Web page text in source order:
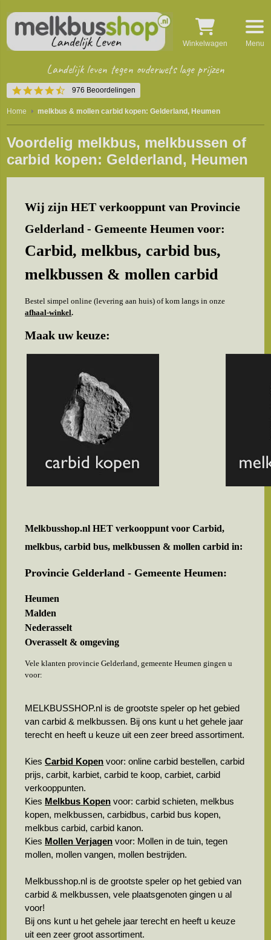
4.5
star
rating
976 Beoordelingen
Landelijk leven tegen ouderwets lage prijzen
Winkelwagen Menu
Home melkbus & mollen carbid kopen: Gelderland, Heumen
Voordelig melkbus, melkbussen of
carbid kopen: Gelderland, Heumen
Wij zijn HET verkooppunt van Provincie
Gelderland - Gemeente Heumen voor:
Carbid, melkbus, carbid bus,
melkbussen & mollen carbid
Bestel simpel online (levering aan huis) of kom langs in onze
afhaal-winkel.
Maak uw keuze:
Melkbusshop.nl HET verkooppunt voorCarbid,
melkbus, carbid bus, melkbussen & mollen carbid in:
Provincie Gelderland - Gemeente Heumen:
Heumen
Malden
Nederasselt
Overasselt & omgeving
Vele klanten provincie Gelderland, gemeente Heumen gingen u
voor:
MELKBUSSHOP.nl is de grootste speler op het gebied
van carbid & melkbussen. Bij ons kunt u het gehele jaar
terecht en heeft u keuze uit een zeer breed assortiment.
KiesCarbid Kopen voor: online carbid bestellen, carbid
prijs, carbit, karbiet, carbid te koop, carbiet, carbid
verkooppunten.
Kies Melkbus Kopen voor: carbid schieten, melkbus
kopen, melkbussen, carbidbus, carbid bus kopen,
melkbus carbid, carbid kanon.
Kies Mollen Verjagen voor: Mollen in de tuin, tegen
mollen, mollen vangen, mollen bestrijden.
Melkbusshop.nl is de grootste speler op het gebied van
carbid & melkbussen, vele plaatsgenoten gingen u al
voor!
Bij ons kunt u het gehele jaar terecht en heeft u keuze
uit een zeer groot assortiment.